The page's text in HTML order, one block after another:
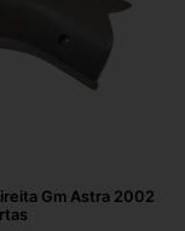
Gm Astra 2002